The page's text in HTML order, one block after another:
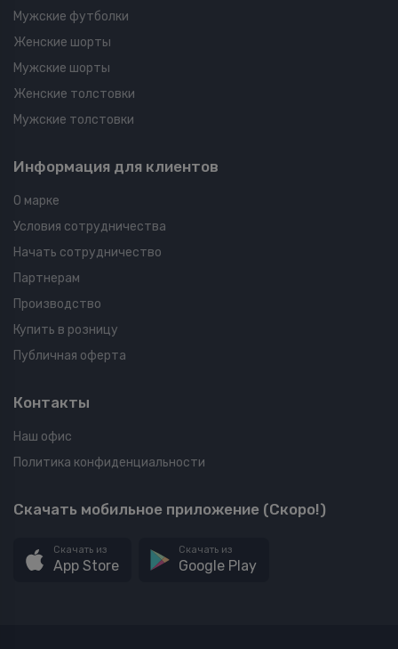
Мужские футболки
Женские шорты
Мужские шорты
Женские толстовки
Мужские толстовки
Информация для клиентов
О марке
Условия сотрудничества
Начать сотрудничество
Партнерам
Производство
Купить в розницу
Публичная оферта
Контакты
Наш офис
Политика конфиденциальности
Скачать мобильное приложение (Скоро!)
Скачать из
App Store
Скачать из
Google Play